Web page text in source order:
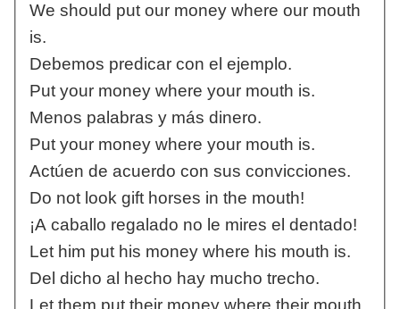
We should put our money where our mouth
is.
Debemos predicar con el ejemplo.
Put your money where your mouth is.
Menos palabras y más dinero.
Put your money where your mouth is.
Actúen de acuerdo con sus convicciones.
Do not look gift horses in the mouth!
¡A caballo regalado no le mires el dentado!
Let him put his money where his mouth is.
Del dicho al hecho hay mucho trecho.
Let them put their money where their mouth